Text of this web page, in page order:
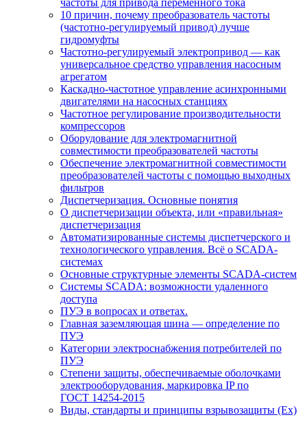
частоты для привода переменного тока
10 причин, почему преобразователь частоты
(частотно-регулируемый привод) лучше
гидромуфты
Частотно-регулируемый электропривод — как
универсальное средство управления насосным
агрегатом
Каскадно-частотное управление асинхронными
двигателями на насосных станциях
Частотное регулирование производительности
компрессоров
Оборудование для электромагнитной
совместимости преобразователей частоты
Обеспечение электромагнитной совместимости
преобразователей частоты с помощью выходных
фильтров
Диспетчеризация. Основные понятия
О диспетчеризации объекта, или «правильная»
диспетчеризация
Автоматизированные системы диспетчерского и
технологического управления. Всё о SCADA-
системах
Основные структурные элементы SCADA-систем
Системы SCADA: возможности удаленного
доступа
ПУЭ в вопросах и ответах.
Главная заземляющая шина — определение по
ПУЭ
Категории электроснабжения потребителей по
ПУЭ
Степени защиты, обеспечиваемые оболочками
электрооборудования, маркировка IP по
ГОСТ 14254-2015
Виды, стандарты и принципы взрывозащиты (Ex)